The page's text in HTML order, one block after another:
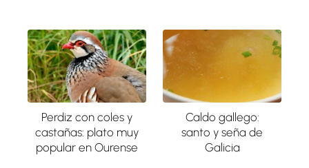
Perdiz con coles y
castañas: plato muy
popular en Ourense
Caldo gallego:
santo y seña de
Galicia